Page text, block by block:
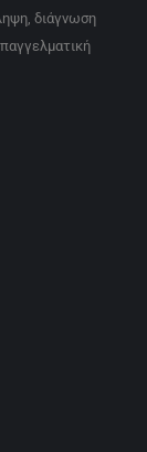
διάγνωση